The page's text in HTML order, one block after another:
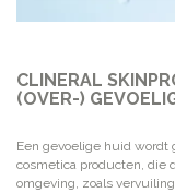
CLINERAL
(OVER-)
Een gevoelige huid wordt
cosmetica producten, die
omgeving, zoals